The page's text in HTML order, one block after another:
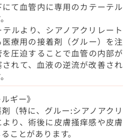
て血管内に専用のカテーテル
ルより、シアノアクリレート
医療用の接着剤（グルー）を注
圧迫することで血管の内部が
れて、血液の逆流が改善され
ギー》
（特に、グルー:シアノアクリ
より、術後に皮膚掻痒感や皮膚
ことがあります。